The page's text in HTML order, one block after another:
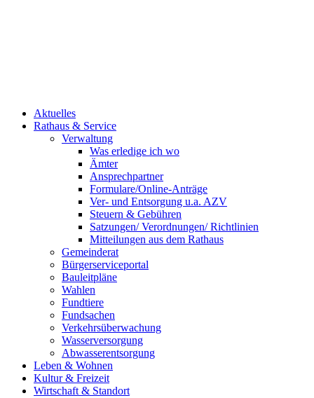
Aktuelles
Rathaus & Service
Verwaltung
Was erledige ich wo
Ämter
Ansprechpartner
Formulare/Online-Anträge
Ver- und Entsorgung u.a. AZV
Steuern & Gebühren
Satzungen/ Verordnungen/ Richtlinien
Mitteilungen aus dem Rathaus
Gemeinderat
Bürgerserviceportal
Bauleitpläne
Wahlen
Fundtiere
Fundsachen
Verkehrsüberwachung
Wasserversorgung
Abwasserentsorgung
Leben & Wohnen
Kultur & Freizeit
Wirtschaft & Standort